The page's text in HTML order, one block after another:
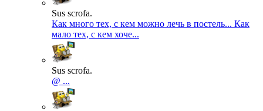
Sus scrofa.
Как много тех, с кем можно лечь в постель... Как
мало тех, с кем хоче...
Sus scrofa.
@ ...